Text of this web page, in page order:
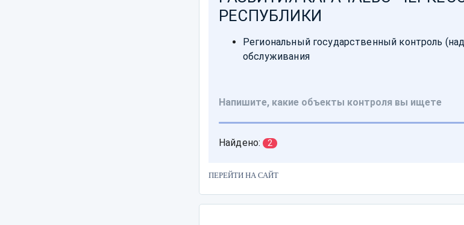
ПЕРЕЙТИ НА САЙТ